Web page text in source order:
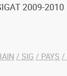
2009-2010
SIG PAYS